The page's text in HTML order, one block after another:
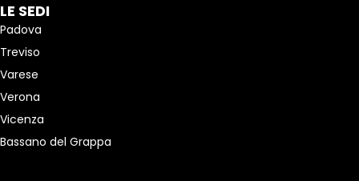
LE SEDI
Padova
Treviso
Varese
Verona
Vicenza
Bassano del Grappa